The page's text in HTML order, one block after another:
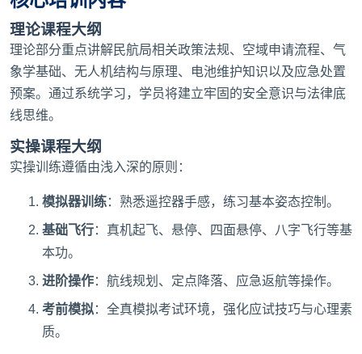
理论课程大纲
理论部分重点讲解民航局相关政策法规、空域申请流程、气
象学基础、无人机结构与原理、电池维护知识以及应急处置
预案。通过系统学习，学员将建立牢固的安全意识与法律底
线思维。
实操课程大纲
实操训练遵循由浅入深的原则：
模拟器训练：熟悉遥控器手感，练习基本姿态控制。
基础飞行：真机起飞、悬停、四面悬停、八字飞行等基
本功。
进阶操作：航线规划、定点降落、应急返航等操作。
考前模拟：全真模拟考试环境，强化应试技巧与心理素
质。